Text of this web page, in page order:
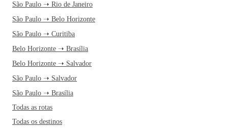
São Paulo ➝ Rio de Janeiro
São Paulo ➝ Belo Horizonte
São Paulo ➝ Curitiba
Belo Horizonte ➝ Brasília
Belo Horizonte ➝ Salvador
São Paulo ➝ Salvador
São Paulo ➝ Brasília
Todas as rotas
Todas os destinos